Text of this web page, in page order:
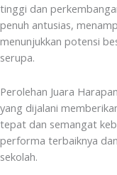
tinggi dan
penuh antusias,
menunjukkan potensi
serupa.
Perolehan Juara
yang dijalani
tepat dan semangat
performa terbaiknya
sekolah.